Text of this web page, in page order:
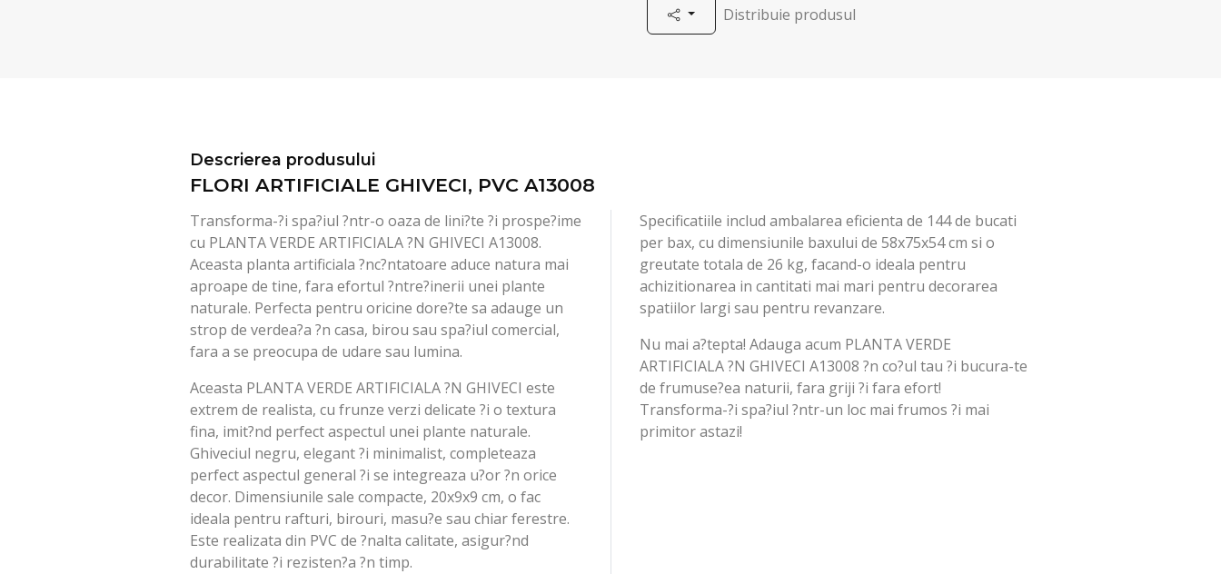
Distribuie produsul
Descrierea produsului
FLORI ARTIFICIALE GHIVECI, PVC A13008
Transforma-?i spa?iul ?ntr-o oaza de lini?te ?i prospe?ime
cu PLANTA VERDE ARTIFICIALA ?N GHIVECI A13008.
Aceasta planta artificiala ?nc?ntatoare aduce natura mai
aproape de tine, fara efortul ?ntre?inerii unei plante
naturale. Perfecta pentru oricine dore?te sa adauge un
strop de verdea?a ?n casa, birou sau spa?iul comercial,
fara a se preocupa de udare sau lumina.
Aceasta PLANTA VERDE ARTIFICIALA ?N GHIVECI este
extrem de realista, cu frunze verzi delicate ?i o textura
fina, imit?nd perfect aspectul unei plante naturale.
Ghiveciul negru, elegant ?i minimalist, completeaza
perfect aspectul general ?i se integreaza u?or ?n orice
decor. Dimensiunile sale compacte, 20x9x9 cm, o fac
ideala pentru rafturi, birouri, masu?e sau chiar ferestre.
Este realizata din PVC de ?nalta calitate, asigur?nd
durabilitate ?i rezisten?a ?n timp.
Specificatiile includ ambalarea eficienta de 144 de bucati
per bax, cu dimensiunile baxului de 58x75x54 cm si o
greutate totala de 26 kg, facand-o ideala pentru
achizitionarea in cantitati mai mari pentru decorarea
spatiilor largi sau pentru revanzare.
Nu mai a?tepta! Adauga acum PLANTA VERDE
ARTIFICIALA ?N GHIVECI A13008 ?n co?ul tau ?i bucura-te
de frumuse?ea naturii, fara griji ?i fara efort!
Transforma-?i spa?iul ?ntr-un loc mai frumos ?i mai
primitor astazi!